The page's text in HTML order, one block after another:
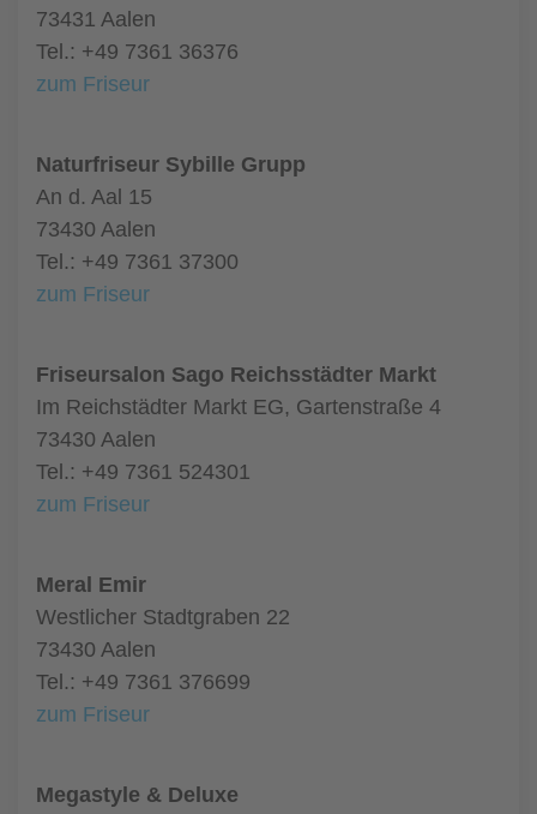
73431 Aalen
Tel.: +49 7361 36376
zum Friseur
Naturfriseur Sybille Grupp
An d. Aal 15
73430 Aalen
Tel.: +49 7361 37300
zum Friseur
Friseursalon Sago Reichsstädter Markt
Im Reichstädter Markt EG, Gartenstraße 4
73430 Aalen
Tel.: +49 7361 524301
zum Friseur
Meral Emir
Westlicher Stadtgraben 22
73430 Aalen
Tel.: +49 7361 376699
zum Friseur
Megastyle & Deluxe